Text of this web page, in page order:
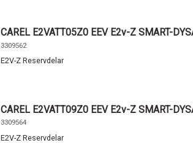
CAREL E2VATT05Z0 EEV E2v-Z SMART-
3309562
E2V-Z Reservdelar
CAREL E2VATT09Z0 EEV E2v-Z SMART-
3309564
E2V-Z Reservdelar